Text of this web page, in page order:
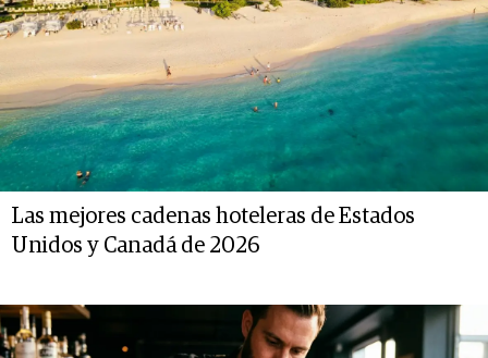
Las mejores cadenas hoteleras de Estados
Unidos y Canadá de 2026